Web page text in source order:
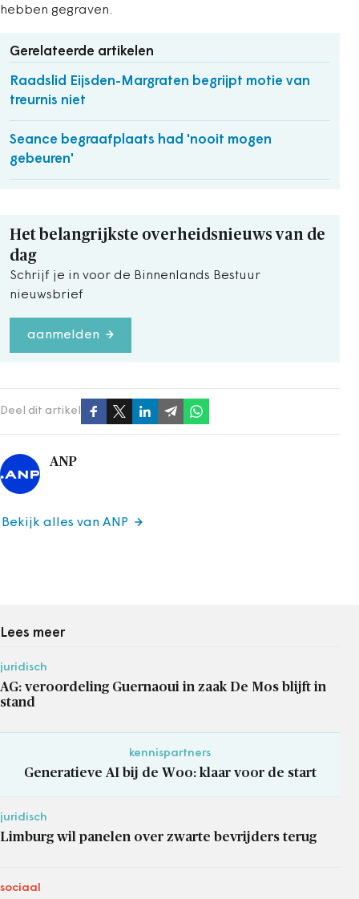
hebben gegraven.
Gerelateerde artikelen
Raadslid Eijsden-Margraten begrijpt motie van
treurnis niet
Seance begraafplaats had 'nooit mogen
gebeuren'
Het belangrijkste overheidsnieuws van de
dag
Schrijf je in voor de Binnenlands Bestuur
nieuwsbrief
aanmelden
Deel dit artikel
ANP
Bekijk alles van ANP
Lees meer
juridisch
AG: veroordeling Guernaoui in zaak De Mos blijft in
stand
kennispartners
Generatieve AI bij de Woo: klaar voor de start
juridisch
Limburg wil panelen over zwarte bevrijders terug
sociaal